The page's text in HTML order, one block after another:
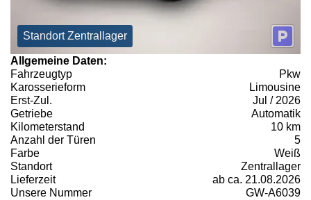
Standort Zentrallager
Allgemeine Daten:
Fahrzeugtyp
Pkw
Karosserieform
Limousine
Erst-Zul.
Jul / 2026
Getriebe
Automatik
Kilometerstand
10 km
Anzahl der Türen
5
Farbe
Weiß
Standort
Zentrallager
Lieferzeit
ab ca. 21.08.2026
Unsere Nummer
GW-A6039